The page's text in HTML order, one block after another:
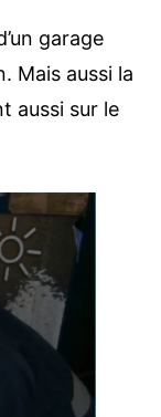
garage
Mais aussi la
aussi sur le